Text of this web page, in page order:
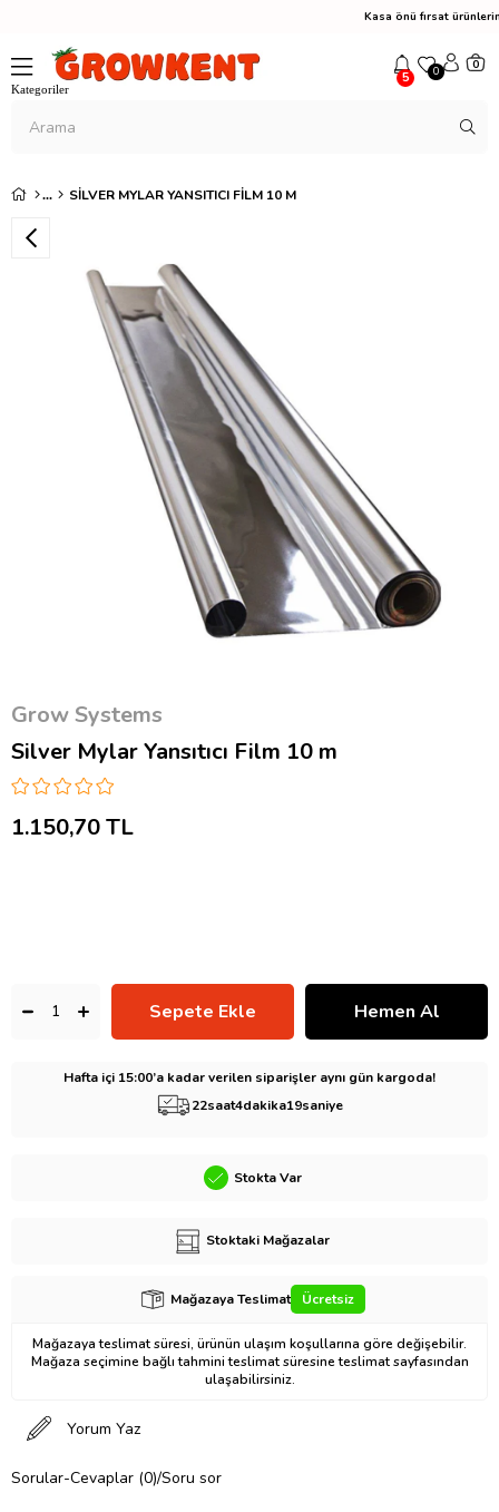
Kasa önü fırsat
5 0 0
SILVER MYLAR YANSITICI FILM 10 M
Grow Systems
Silver Mylar Yansıtıcı Film 10 m
1.150,70 TL
Hafta içi 15:00’a kadar verilen siparişler aynı gün kargoda!
22saat4dakika18saniye
Stokta Var
Stoktaki Mağazalar
Mağazaya Teslimat Ücretsiz
Mağazaya teslimat süresi, ürünün ulaşım koşullarına göre değişebilir.
Mağaza seçimine bağlı tahmini teslimat süresine teslimat sayfasından
ulaşabilirsiniz.
Yorum Yaz
Sorular-Cevaplar (0)/Soru sor